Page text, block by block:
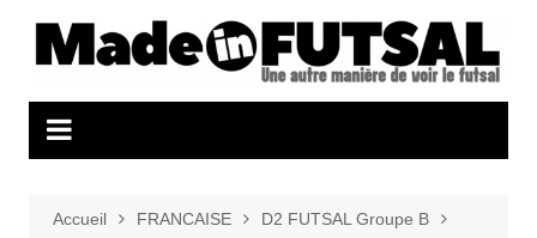
Accueil FRANCAISE
D2 FUTSAL Groupe B